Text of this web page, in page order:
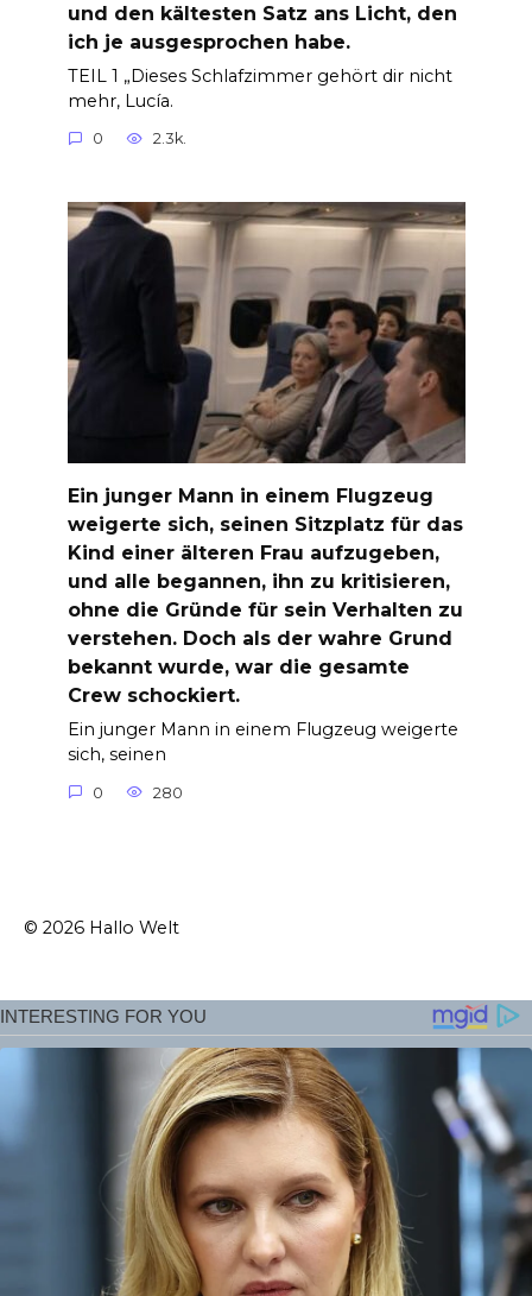
und den kältesten Satz ans Licht, den
ich je ausgesprochen habe.
TEIL 1 „Dieses Schlafzimmer gehört dir nicht
mehr, Lucía.
0 2.3k.
Ein junger Mann in einem Flugzeug
weigerte sich, seinen Sitzplatz für das
Kind einer älteren Frau aufzugeben,
und alle begannen, ihn zu kritisieren,
ohne die Gründe für sein Verhalten zu
verstehen. Doch als der wahre Grund
bekannt wurde, war die gesamte
Crew schockiert.
Ein junger Mann in einem Flugzeug weigerte
sich, seinen
0 280
© 2026 Hallo Welt